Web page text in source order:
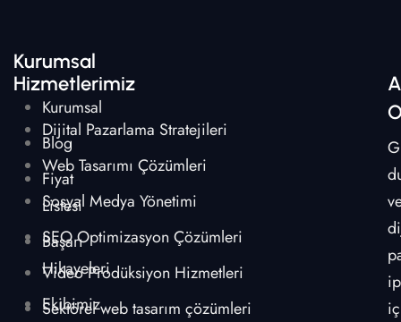
Kurumsal
Kurumsal
Blog
Fiyat
Listesi
Başarı
Hikayeleri
Ekibimiz
Hizmetlerimiz
Dijital Pazarlama Stratejileri
Web Tasarımı Çözümleri
Sosyal Medya Yönetimi
SEO Optimizasyon Çözümleri
Video Prodüksiyon Hizmetleri
Sektörel web tasarım çözümleri